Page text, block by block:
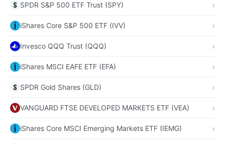
SPDR S&P 500 ETF Trust (SPY)
iShares Core S&P 500 ETF (IVV)
Invesco QQQ Trust (QQQ)
iShares MSCI EAFE ETF (EFA)
SPDR Gold Shares (GLD)
VANGUARD FTSE DEVELOPED MARKETS ETF (VEA)
iShares Core MSCI Emerging Markets ETF (IEMG)